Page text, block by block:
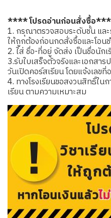
**** โปรดอ่านก่อนสั่งซื้อ
1. กรุณาตรวจสอบระดับชั้น แล
ให้ถูกต้องก่อนกดสั่งซื้อและโอนช
2. ใส่ ชื่อ-ที่อยู่ จัดส่ง เป็นชื่อนัก
3.รับใบเสร็จตัวจริงและเอกสาร
วันเปิดคอร์สเรียน โดยแจ้งเลข
4. ทางโรงเรียนขอสงวนสิทธิ์ใน
เรียน ตามความเหมาะสม